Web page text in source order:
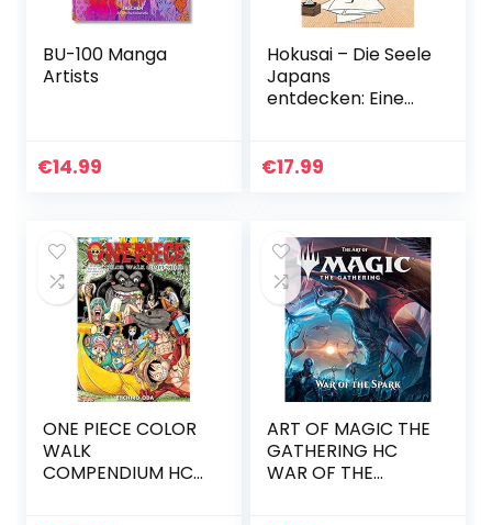
BU-100 Manga
Artists
€14.99
Hokusai – Die Seele
Japans
entdecken: Eine
€17.99
ONE PIECE COLOR
WALK
COMPENDIUM HC
ART OF MAGIC THE
GATHERING HC
WAR OF THE